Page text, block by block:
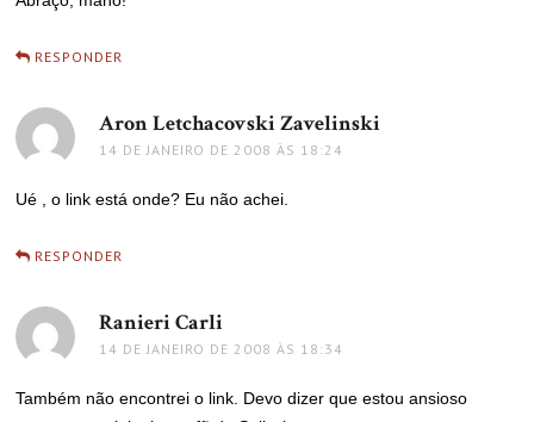
RESPONDER
Aron Letchacovski Zavelinski
14 DE JANEIRO DE 2008 ÀS 18:24
Ué , o link está onde? Eu não achei.
RESPONDER
Ranieri Carli
14 DE JANEIRO DE 2008 ÀS 18:34
Também não encontrei o link. Devo dizer que estou ansioso